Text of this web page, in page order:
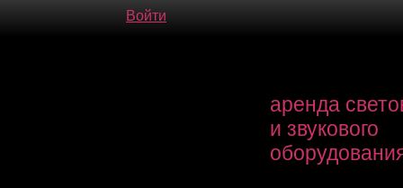
Войти
аренда
и звукового